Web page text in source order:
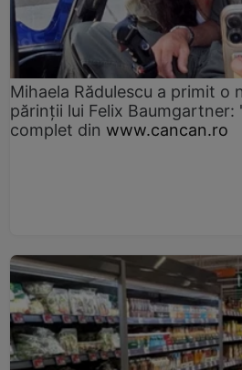
Mihaela Rădulescu a primit o
părinții lui Felix Baumgartner:
complet din www.cancan.ro